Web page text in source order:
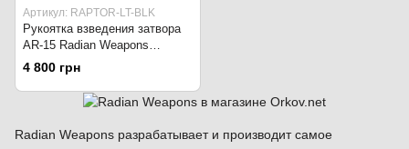
Артикул: RAPTOR-LT-BLK
Рукоятка взведения затвора
AR-15 Radian Weapons
RAPTOR-LT. Flat Dark Earth
4 800 грн
Radian Weapons разрабатывает и производит самое